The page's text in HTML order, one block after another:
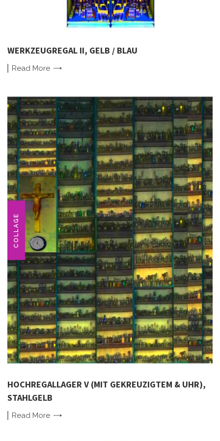
WERKZEUGREGAL II, GELB / BLAU
Read More
COLLAGE
HOCHREGALLAGER V (MIT GEKREUZIGTEM & UHR),
STAHLGELB
Read More